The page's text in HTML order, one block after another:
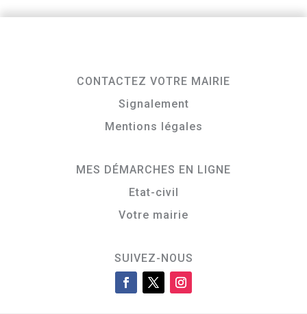
CONTACTEZ VOTRE MAIRIE
Signalement
Mentions légales
MES DÉMARCHES EN LIGNE
Etat-civil
Votre mairie
SUIVEZ-NOUS